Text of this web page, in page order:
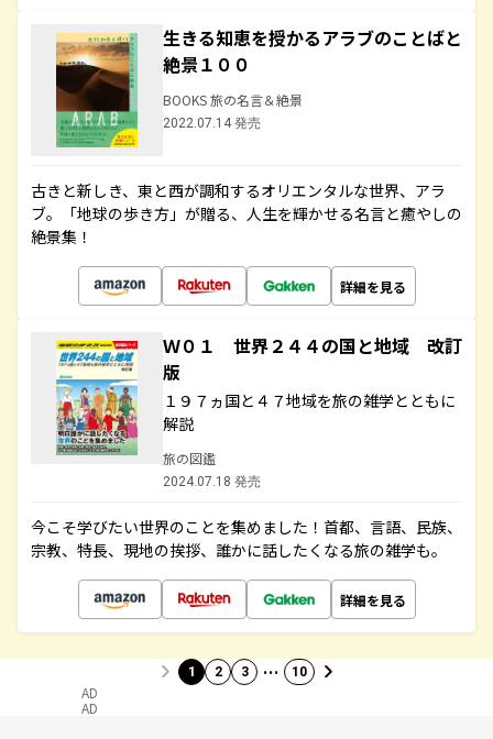
生きる知恵を授かるアラブのことばと
絶景１００
BOOKS 旅の名言＆絶景
2022.07.14 発売
古きと新しき、東と西が調和するオリエンタルな世界、アラ
ブ。「地球の歩き方」が贈る、人生を輝かせる名言と癒やしの
絶景集！
詳細を見る
Ｗ０１ 世界２４４の国と地域 改訂
版
１９７ヵ国と４７地域を旅の雑学とともに
解説
旅の図鑑
2024.07.18 発売
今こそ学びたい世界のことを集めました！首都、言語、民族、
宗教、特長、現地の挨拶、誰かに話したくなる旅の雑学も。
詳細を見る
1 2 3 … 10
AD
AD